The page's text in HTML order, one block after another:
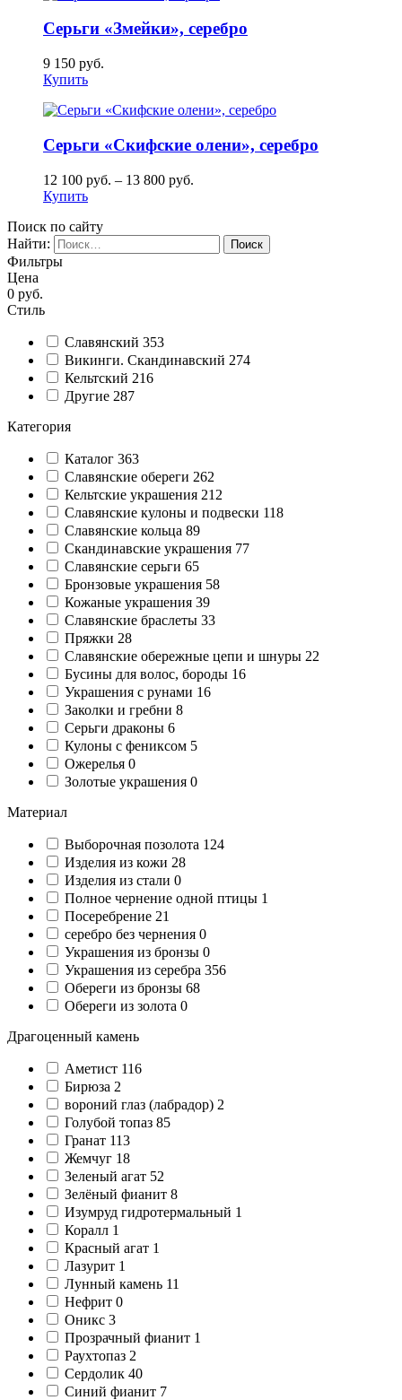
Серьги «Змейки», серебро
9 150 руб.
Купить
Серьги «Скифские олени», серебро
12 100 руб. – 13 800 руб.
Купить
Поиск по сайту
Найти:
Фильтры
Цена
0 руб.
Стиль
Славянский 353
Викинги. Скандинавский 274
Кельтский 216
Другие 287
Категория
Каталог 363
Славянские обереги 262
Кельтские украшения 212
Славянские кулоны и подвески 118
Славянские кольца 89
Cкандинавские украшения 77
Славянские серьги 65
Бронзовые украшения 58
Кожаные украшения 39
Славянские браслеты 33
Пряжки 28
Славянские обережные цепи и шнуры 22
Бусины для волос, бороды 16
Украшения с рунами 16
Заколки и гребни 8
Серьги драконы 6
Кулоны с фениксом 5
Ожерелья 0
Золотые украшения 0
Материал
Выборочная позолота 124
Изделия из кожи 28
Изделия из стали 0
Полное чернение одной птицы 1
Посеребрение 21
серебро без чернения 0
Украшения из бронзы 0
Украшения из серебра 356
Обереги из бронзы 68
Обереги из золота 0
Драгоценный камень
Аметист 116
Бирюза 2
вороний глаз (лабрадор) 2
Голубой топаз 85
Гранат 113
Жемчуг 18
Зеленый агат 52
Зелёный фианит 8
Изумруд гидротермальный 1
Коралл 1
Красный агат 1
Лазурит 1
Лунный камень 11
Нефрит 0
Оникс 3
Прозрачный фианит 1
Раухтопаз 2
Сердолик 40
Синий фианит 7